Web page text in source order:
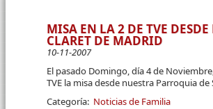
MISA EN LA 2 DE TVE
CLARET DE MADRID
10-11-2007
El pasado Domingo, día 4 de
TVE la misa desde nuestra Parroquia
Categoría: Noticias de Familia